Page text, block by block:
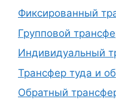
Фиксированный
Групповой
Индивидуальный
Трансфер туда и
Обратный